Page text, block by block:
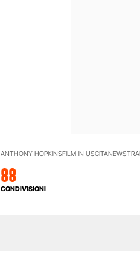
ANTHONY HOPKINSFILM IN USCITANEWS
88
CONDIVISIONI